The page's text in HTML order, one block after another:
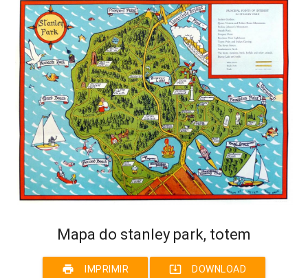
Mapa do stanley park, totem
print IMPRIMIR system_update_alt DOWNLOAD